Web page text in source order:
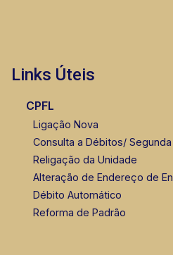
Links Úteis
CPFL
Ligação Nova
Consulta a Débitos/
Religação da Unidade
Alteração de Endereço de
Débito Automático
Reforma de Padrão